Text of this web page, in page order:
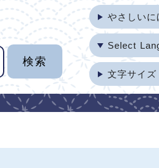
やさしいに
Select
文字サイ